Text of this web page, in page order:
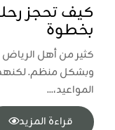
كيف تحجز
بخطوة
كثير من أهل الرياض
وبشكل منظم. لكنهم
المواعيد،...
قراءة المزيد